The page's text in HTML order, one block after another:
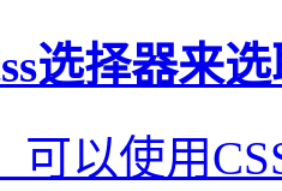
选择器来
可以使用